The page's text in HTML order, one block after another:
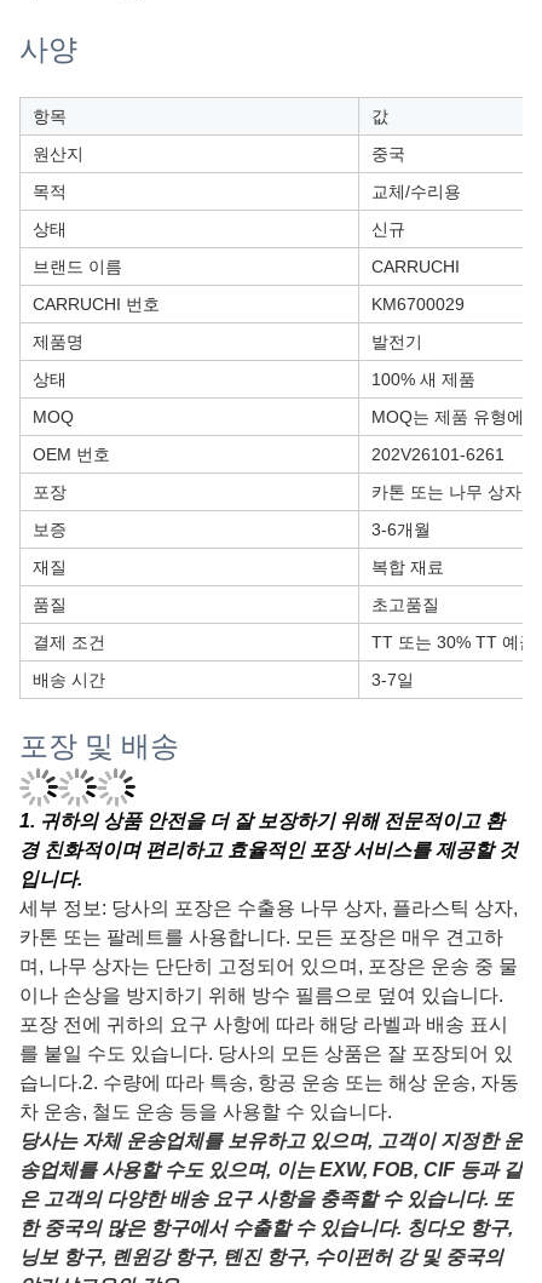
사양
항목
값
원산지
중국
목적
교체/수리용
상태
신규
브랜드 이름
CARRUCHI
CARRUCHI 번호
KM6700029
제품명
발전기
상태
100% 새 제품
MOQ
MOQ는 제품 유형에
OEM 번호
202V26101-6261
포장
카톤 또는 나무 상자
보증
3-6개월
재질
복합 재료
품질
초고품질
결제 조건
TT 또는 30% TT 예금
배송 시간
3-7일
포장 및 배송
1. 귀하의 상품 안전을 더 잘 보장하기 위해 전문적이고 환
경 친화적이며 편리하고 효율적인 포장 서비스를 제공할 것
입니다.
세부 정보: 당사의 포장은 수출용 나무 상자, 플라스틱 상자,
카톤 또는 팔레트를 사용합니다. 모든 포장은 매우 견고하